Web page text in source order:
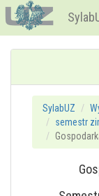
SylabUZ
semestr